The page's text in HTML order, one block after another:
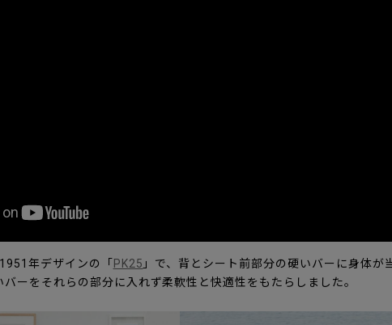
年デザインの「PK25 」で、背とシート前部分の硬いバーに身体が
ーをそれらの部分に入れず柔軟性と快適性をもたらしました。